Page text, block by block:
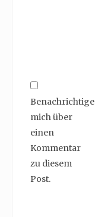
Benachrichtige
mich über
einen
Kommentar
zu diesem
Post.